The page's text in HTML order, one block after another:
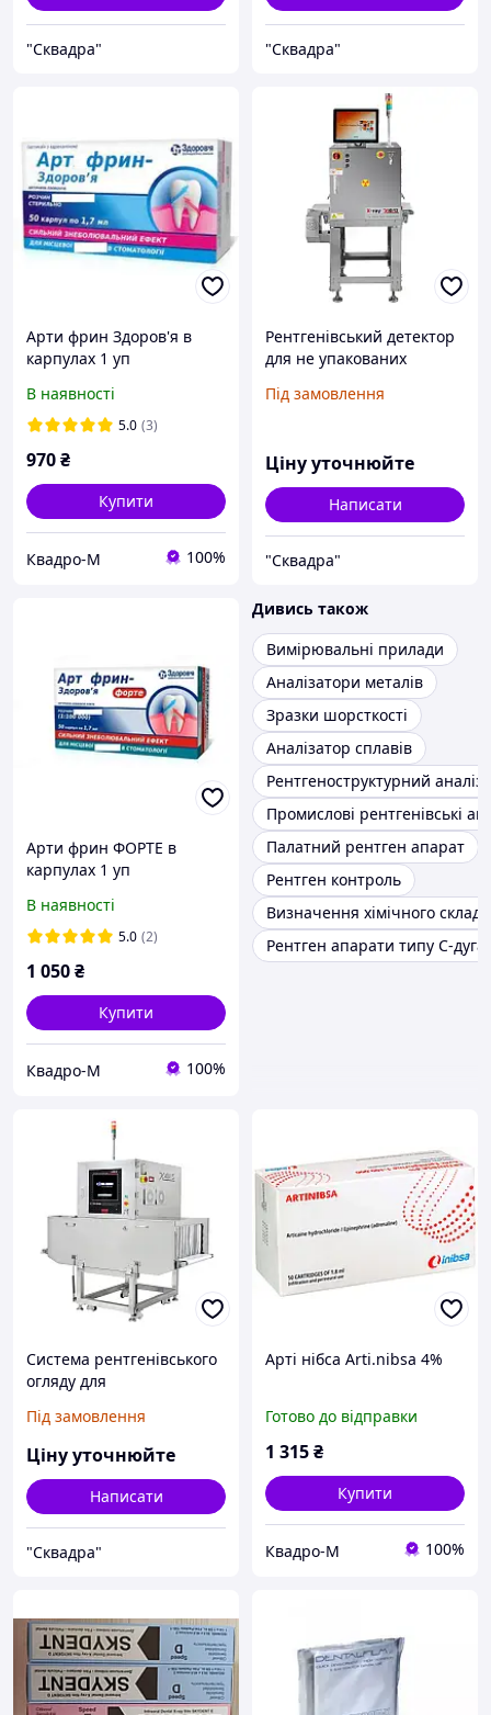
"Сквадра" "Сквадра"
Арти фрин Здоров'я в
карпулах 1 уп
В наявності
5.0 (3)
970₴
Купити
Квадро-М 100%
Рентгенівський детектор
для не упакованих
Під замовлення
Ціну уточнюйте
Написати
"Сквадра"
Арти фрин ФОРТЕ в
карпулах 1 уп
В наявності
5.0 (2)
1 050₴
Купити
Квадро-М 100%
Дивись також
Вимірювальні прилади
Аналізатори металів
Зразки шорсткості
Аналізатор сплавів
Рентгеноструктурний аналіз
Промислові рентгенівські
Палатний рентген апарат
Рентген контроль
Визначення хімічного складу
Рентген апарати типу C-дуга
Система рентгенівського
огляду для
Під замовлення
Ціну уточнюйте
Написати
"Сквадра"
Арті нібса Arti.nibsa 4%
Готово до відправки
1 315₴
Купити
Квадро-М 100%